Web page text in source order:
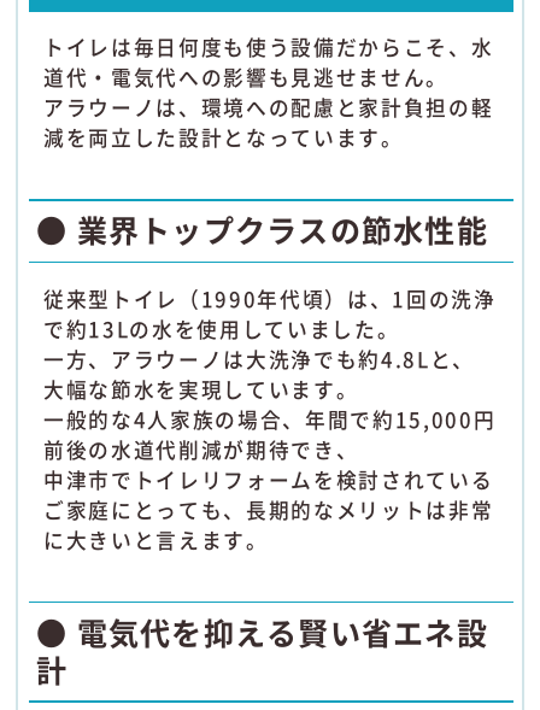
トイレは毎日何度も使う設備だからこそ、水
道代・電気代への影響も見逃せません。
アラウーノは、環境への配慮と家計負担の軽
減を両立した設計となっています。
● 業界トップクラスの節水性能
従来型トイレ（1990年代頃）は、1回の洗浄
で約13Lの水を使用していました。
一方、アラウーノは大洗浄でも約4.8Lと、
大幅な節水を実現しています。
一般的な4人家族の場合、年間で約15,000円
前後の水道代削減が期待でき、
中津市でトイレリフォームを検討されている
ご家庭にとっても、長期的なメリットは非常
に大きいと言えます。
● 電気代を抑える賢い省エネ設
計